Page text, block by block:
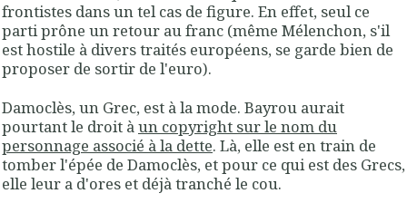
frontistes dans un tel cas de figure. En effet, seul ce
parti prône un retour au franc (même Mélenchon, s'il
est hostile à divers traités européens, se garde bien de
proposer de sortir de l'euro).
Damoclès, un Grec, est à la mode. Bayrou aurait
pourtant le droit àun copyright sur le nom du
personnage associé à la dette. Là, elle est en train de
tomber l'épée de Damoclès, et pour ce qui est des Grecs,
elle leur a d'ores et déjà tranché le cou.